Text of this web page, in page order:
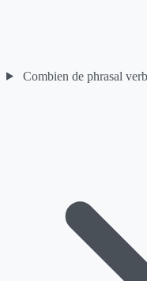
Combien de phrasal